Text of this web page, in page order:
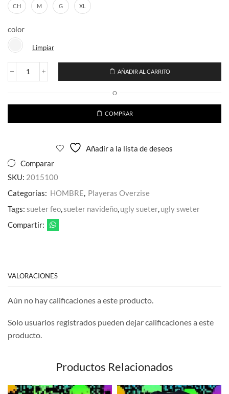
CH M G XL
color
Limpiar
Playera
Corte
para
AÑADIR AL CARRITO
O
COMPRAR
Añadir a la lista de deseos
Comparar
SKU: 2015100
Categorías: HOMBRE, Playeras Overzise
Tags: sueter feo,sueter navideño,ugly sueter,ugly sweter
Compartir:
VALORACIONES
Aún no hay calificaciones a este producto.
Solo usuarios registrados pueden dejar calificaciones a este
producto.
Productos Relacionados